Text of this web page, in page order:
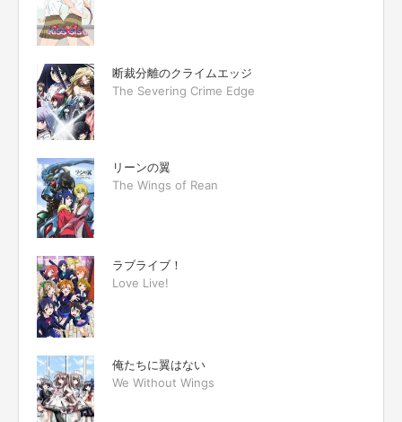
断裁分離のクライムエッジ
The Severing Crime Edge
リーンの翼
The Wings of Rean
ラブライブ！
Love Live!
俺たちに翼はない
We Without Wings